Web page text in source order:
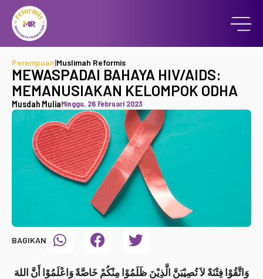
Perempuan|Muslimah Reformis
MEWASPADAI BAHAYA HIV/AIDS:
MEMANUSIAKAN KELOMPOK ODHA
Musdah MuliaMinggu, 26 Februari 2023
BAGIKAN
وَاتَّقُوْا فِتْنَةً لاَ تُصِيْبَنَّ الَّذِيْنَ ظَلَمُوْا مِنْكُمْ خَاصَّةً وَاعْلَمُوْا أَنَّ اللهَ